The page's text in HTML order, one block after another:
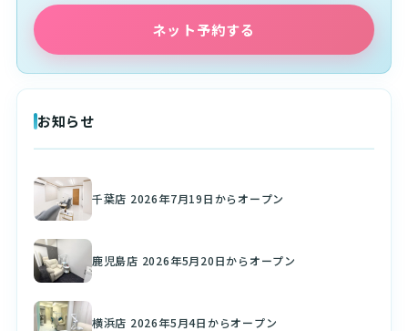
ネット予約する
お知らせ
千葉店 2026年7月19日からオープン
鹿児島店 2026年5月20日からオープン
横浜店 2026年5月4日からオープン